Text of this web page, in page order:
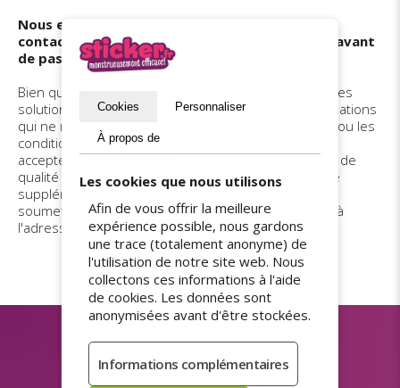
Nous encourageons vivement les clients à nous
contacter pour toute question ou clarification avant
de passer commande.
Bien que nous fassions de notre mieux pour offrir des
solutions dans le cadre de nos politiques, les réclamations
qui ne respectent pas les spécifications techniques ou les
conditions de notre service ne pourront pas être
acceptées. Nous nous engageons à offrir un service de
qualité et à rester disponibles pour toute assistance
supplémentaire. Pour plus d'informations ou pour
soumettre une réclamation, veuillez nous contacter à
l'adresse mail suivante :info@sticker.fr.
Rester informé
(déclaration de confidentialité)
Cookies Personnaliser
À propos de
Les cookies que nous utilisons
Afin de vous offrir la meilleure
expérience possible, nous gardons
une trace (totalement anonyme) de
l'utilisation de notre site web. Nous
collectons ces informations à l'aide
de cookies. Les données sont
anonymisées avant d'être stockées.